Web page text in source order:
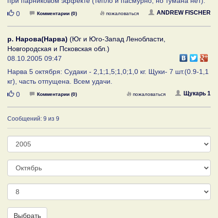
Нравится
0 Комментарии (0) ANDREW FISCHER
пожаловаться
р. Нарова(Нарва) (Юг и Юго-Запад Ленобласти,
Новгородская и Псковская обл.)
08.10.2005 09:47
Нарва 5 октября: Судаки - 2,1;1,5;1,0;1,0 кг. Щуки- 7 шт.(0.9-1,1
кг), часть отпущена. Всем удачи.
Нравится
0 Комментарии (0) Щукарь 1
пожаловаться
Сообщений: 9 из 9
Год
Месяц
День
Выбрать